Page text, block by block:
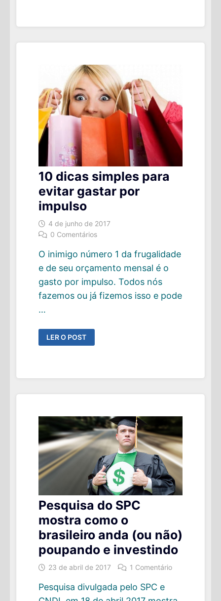
SALÁRIO
10 dicas simples para
evitar gastar por
impulso
4 de junho de 2017
0 Comentários
O inimigo número 1 da frugalidade
e de seu orçamento mensal é o
gasto por impulso. Todos nós
fazemos ou já fizemos isso e pode
…
10
DICAS
SIMPLES
IMPULSO
LER O POST
Pesquisa do SPC
mostra como o
brasileiro anda (ou não)
poupando e investindo
23 de abril de 2017 1 Comentário
Pesquisa divulgada pelo SPC e